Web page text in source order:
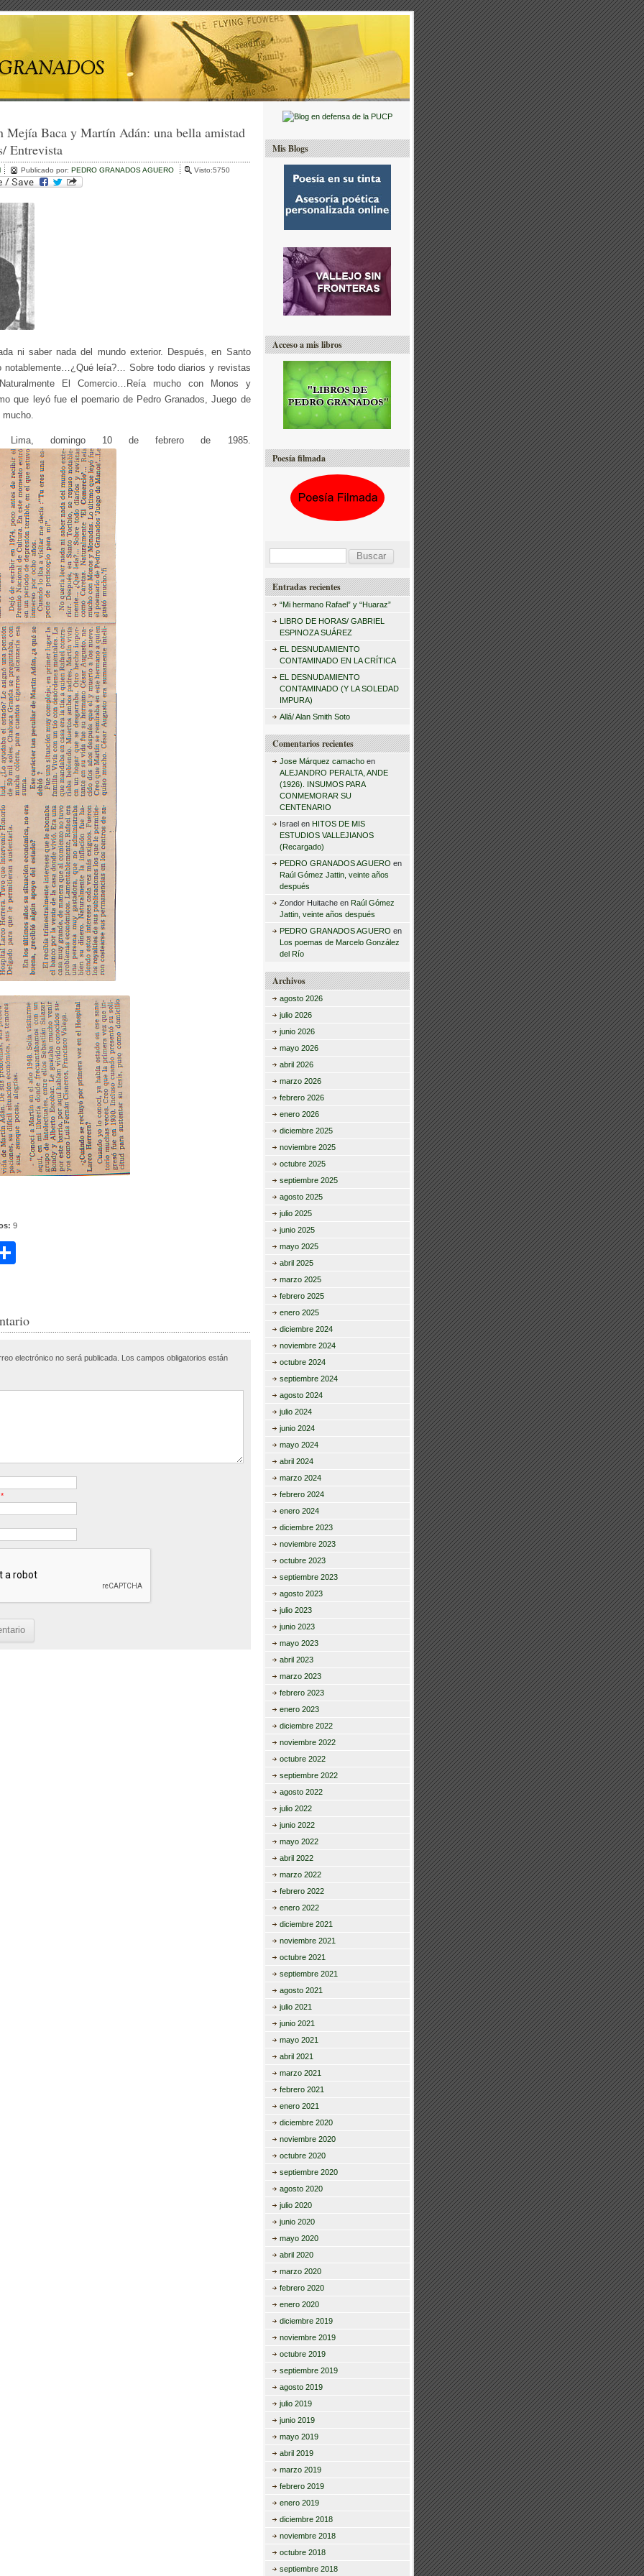
Mejía Baca y Martín Adán: una bella amistad
Entrevista
Publicado por: PEDRO GRANADOS AGUERO
Visto:5750
ni saber nada del mundo exterior. Después, en Santo
notablemente…¿Qué leía?… Sobre todo diarios y revistas
El Comercio…Reía mucho con Monos y
que leyó fue el poemario de Pedro Granados, Juego de
Lima, domingo 10 de febrero de 1985.
9
p
tir
electrónico no será publicada. Los campos obligatorios están
*
Mis Blogs
Acceso a mis libros
Poesía filmada
s
r
Entradas recientes
“Mi hermano Rafael” y “Huaraz”
LIBRO DE HORAS/ GABRIEL
ESPINOZA SUÁREZ
EL DESNUDAMIENTO
CONTAMINADO EN LA CRÍTICA
EL DESNUDAMIENTO
CONTAMINADO (Y LA SOLEDAD
IMPURA)
Allá/ Alan Smith Soto
Comentarios recientes
Jose Márquez camachoen
ALEJANDRO PERALTA, ANDE
(1926). INSUMOS PARA
CONMEMORAR SU
CENTENARIO
Israelen HITOS DE MIS
ESTUDIOS VALLEJIANOS
(Recargado)
PEDRO GRANADOS AGUERO en
Raúl Gómez Jattin, veinte años
después
Zondor Huitacheen Raúl Gómez
Jattin, veinte años después
PEDRO GRANADOS AGUERO en
Los poemas de Marcelo González
del Río
Archivos
agosto 2026
julio 2026
junio 2026
mayo 2026
abril 2026
marzo 2026
febrero 2026
enero 2026
diciembre 2025
noviembre 2025
octubre 2025
septiembre 2025
agosto 2025
julio 2025
junio 2025
mayo 2025
abril 2025
marzo 2025
febrero 2025
enero 2025
diciembre 2024
noviembre 2024
octubre 2024
septiembre 2024
agosto 2024
julio 2024
junio 2024
mayo 2024
abril 2024
marzo 2024
febrero 2024
enero 2024
diciembre 2023
noviembre 2023
octubre 2023
septiembre 2023
agosto 2023
julio 2023
junio 2023
mayo 2023
abril 2023
marzo 2023
febrero 2023
enero 2023
diciembre 2022
noviembre 2022
octubre 2022
septiembre 2022
agosto 2022
julio 2022
junio 2022
mayo 2022
abril 2022
marzo 2022
febrero 2022
enero 2022
diciembre 2021
noviembre 2021
octubre 2021
septiembre 2021
agosto 2021
julio 2021
junio 2021
mayo 2021
abril 2021
marzo 2021
febrero 2021
enero 2021
diciembre 2020
noviembre 2020
octubre 2020
septiembre 2020
agosto 2020
julio 2020
junio 2020
mayo 2020
abril 2020
marzo 2020
febrero 2020
enero 2020
diciembre 2019
noviembre 2019
octubre 2019
septiembre 2019
agosto 2019
julio 2019
junio 2019
mayo 2019
abril 2019
marzo 2019
febrero 2019
enero 2019
diciembre 2018
noviembre 2018
octubre 2018
septiembre 2018